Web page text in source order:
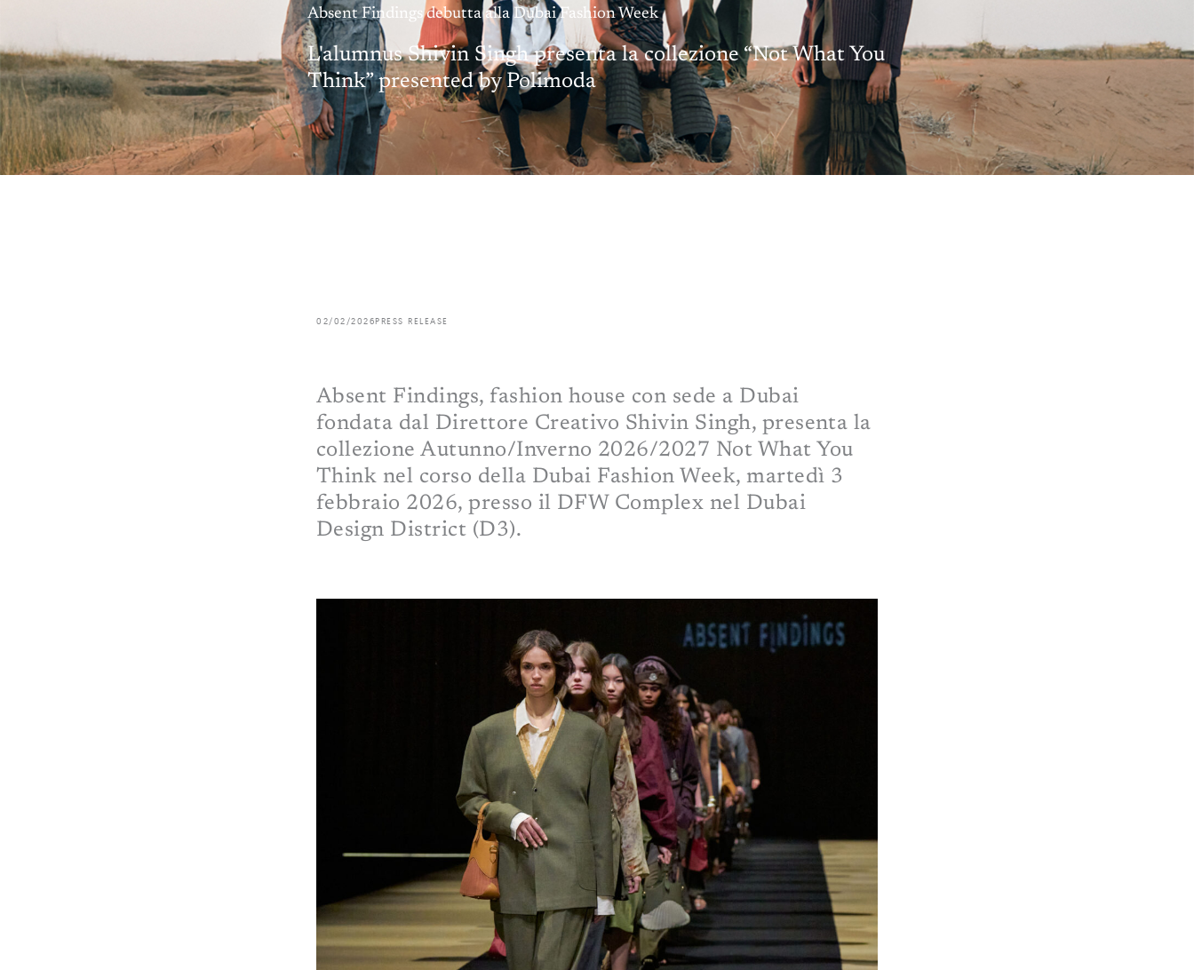
Absent Findings debutta alla Dubai Fashion Week
L'alumnus Shivin Singh presenta la collezione “Not What You
Think” presented by Polimoda
02/02/2026PRESS RELEASE
Absent Findings, fashion house con sede a Dubai
fondata dal Direttore Creativo Shivin Singh, presenta la
collezione Autunno/Inverno 2026/2027 Not What You
Think nel corso della Dubai Fashion Week, martedì 3
febbraio 2026, presso il DFW Complex nel Dubai
Design District (D3).